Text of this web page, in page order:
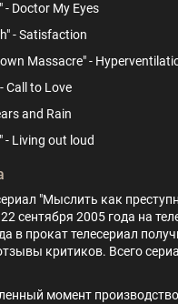
- Doctor My Eyes
- Satisfaction
Massacre" -
Call to Love
and Rain
- Living out loud
"Мыслить как
сентября 2005 года на
в прокат телесериал
критиков. Всего
момент